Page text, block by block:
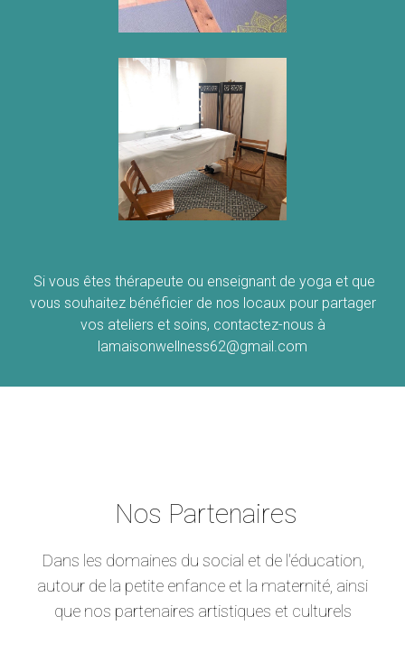
Si vous êtes thérapeute ou enseignant de yoga et que
vous souhaitez bénéficier de nos locaux pour partager
vos ateliers et soins, contactez-nous à
lamaisonwellness62@gmail.com
Nos Partenaires
Dans les domaines du social et de l'éducation,
autour de la petite enfance et la maternité, ainsi
que nos partenaires artistiques et culturels